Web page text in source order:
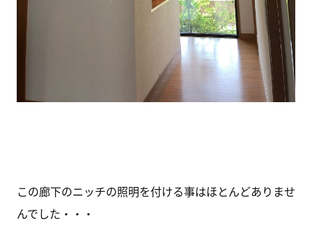
この廊下のニッチの照明を付ける事はほとんどありませ
んでした・・・